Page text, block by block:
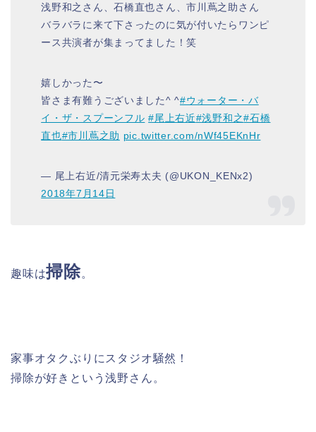
浅野和之さん、石橋直也さん、市川蔦之助さん
バラバラに来て下さったのに気が付いたらワンピ
ース共演者が集まってました！笑
嬉しかった〜
皆さま有難うございました^ ^#ウォーター・バ
イ・ザ・スプーンフル #尾上右近#浅野和之#石橋
直也#市川蔦之助 pic.twitter.com/nWf45EKnHr
— 尾上右近/清元栄寿太夫 (@UKON_KENx2)
2018年7月14日
趣味は掃除。
家事オタクぶりにスタジオ騒然！
掃除が好きという浅野さん。